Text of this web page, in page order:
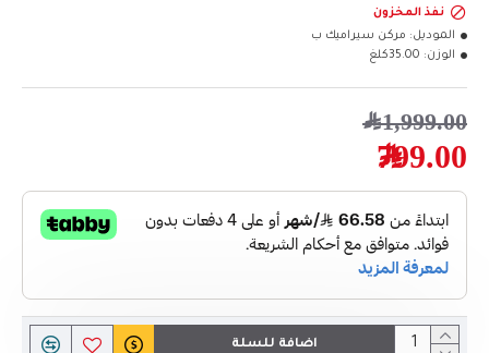
799.00﷼
1,999.00﷼
نفذ المخزون
الموديل: مركن سيراميك ب
الوزن: 35.00كلغ
اضافة للسلة